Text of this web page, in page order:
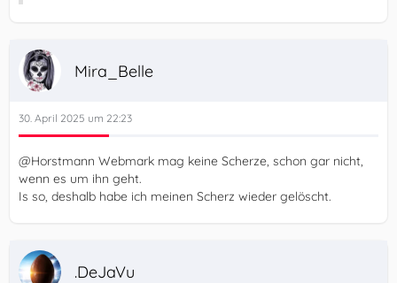
Mira_Belle
30. April 2025 um 22:23
@Horstmann Webmark mag keine Scherze, schon gar nicht,
wenn es um ihn geht.
Is so, deshalb habe ich meinen Scherz wieder gelöscht.
.DeJaVu